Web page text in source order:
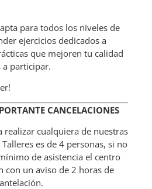
para todos los niveles de
ejercicios dedicados a
que mejoren tu calidad
a participar.
CANCELACIONES
cualquiera de nuestras
Talleres es de 4 personas, si no
de asistencia el centro
con un aviso de 2 horas de
antelación.